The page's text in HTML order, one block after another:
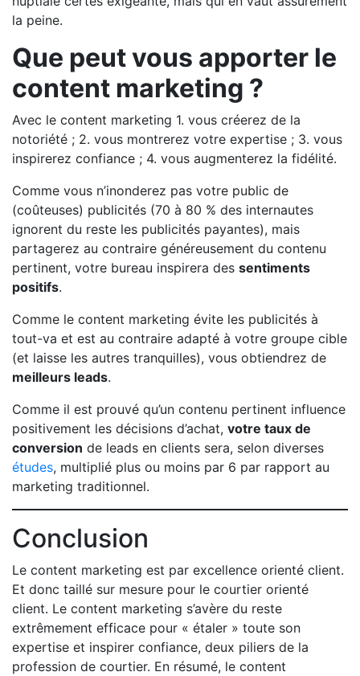
la peine.
Que peut vous apporter le
content marketing ?
Avec le content marketing 1. vous créerez de la
notoriété ; 2. vous montrerez votre expertise ; 3. vous
inspirerez confiance ; 4. vous augmenterez la fidélité.
Comme vous n’inonderez pas votre public de
(coûteuses) publicités (70 à 80 % des internautes
ignorent du reste les publicités payantes), mais
partagerez au contraire généreusement du contenu
pertinent, votre bureau inspirera des sentiments
positifs.
Comme le content marketing évite les publicités à
tout-va et est au contraire adapté à votre groupe cible
(et laisse les autres tranquilles), vous obtiendrez de
meilleurs leads.
Comme il est prouvé qu’un contenu pertinent influence
positivement les décisions d’achat, votre taux de
conversion de leads en clients sera, selon diverses
études, multiplié plus ou moins par 6 par rapport au
marketing traditionnel.
Conclusion
Le content marketing est par excellence orienté client.
Et donc taillé sur mesure pour le courtier orienté
client. Le content marketing s’avère du reste
extrêmement efficace pour « étaler » toute son
expertise et inspirer confiance, deux piliers de la
profession de courtier. En résumé, le content